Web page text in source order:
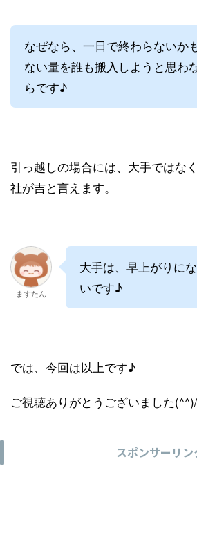
なぜなら、一日で終わらないか
ない量を誰も搬入しようと思わ
らです♪
引っ越しの場合には、大手ではな
社が吉と言えます。
ますたん
大手は、早上がりに
いです♪
では、今回は以上です♪
ご視聴ありがとうございました(^^)/
スポンサーリン